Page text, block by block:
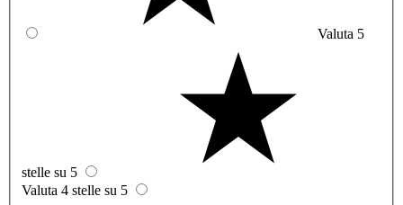
Valuta 5
stelle su 5
Valuta 4 stelle su 5